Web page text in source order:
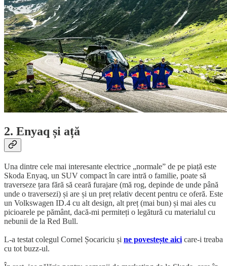
2. Enyaq și ață
Una dintre cele mai interesante electrice „normale” de pe piață este
Skoda Enyaq, un SUV compact în care intră o familie, poate să
traverseze țara fără să ceară furajare (mă rog, depinde de unde până
unde o traversezi) și are și un preț relativ decent pentru ce oferă. Este
un Volkswagen ID.4 cu alt design, alt preț (mai bun) și mai ales cu
picioarele pe pământ, dacă-mi permiteți o legătură cu materialul cu
nebunii de la Red Bull.
L-a testat colegul Cornel Șocariciu și ne povestește aici care-i treaba
cu tot buzz-ul.